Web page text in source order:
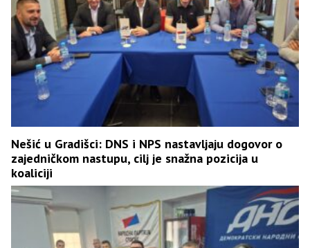
Nešić u Gradišci: DNS i NPS nastavljaju dogovor o
zajedničkom nastupu, cilj je snažna pozicija u
koaliciji